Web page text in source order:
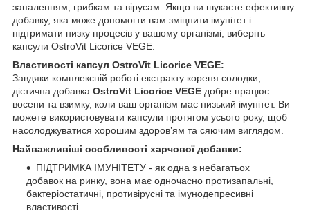
запаленням, грибкам та вірусам. Якщо ви шукаєте ефективну
добавку, яка може допомогти вам зміцнити імунітет і
підтримати низку процесів у вашому організмі, виберіть
капсули OstroVit Licorice VEGE.
Властивості капсул OstroVit Licorice VEGE:
Завдяки комплексній роботі екстракту кореня солодки,
дієтична добавка OstroVit Licorice VEGE добре працює
восени та взимку, коли ваш організм має низький імунітет. Ви
можете використовувати капсули протягом усього року, щоб
насолоджуватися хорошим здоров’ям та сяючим виглядом.
Найважливіші особливості харчової добавки:
ПІДТРИМКА ІМУНІТЕТУ - як одна з небагатьох
добавок на ринку, вона має одночасно протизапальні,
бактеріостатичні, противірусні та імунодепресивні
властивості